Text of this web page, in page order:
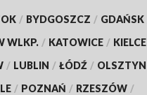
/ BYDGOSZCZ / GDAŃSK
WLKP. / KATOWICE / KIELCE
/ LUBLIN / ŁÓDŹ / OLSZTYN
/ POZNAŃ / RZESZÓW /